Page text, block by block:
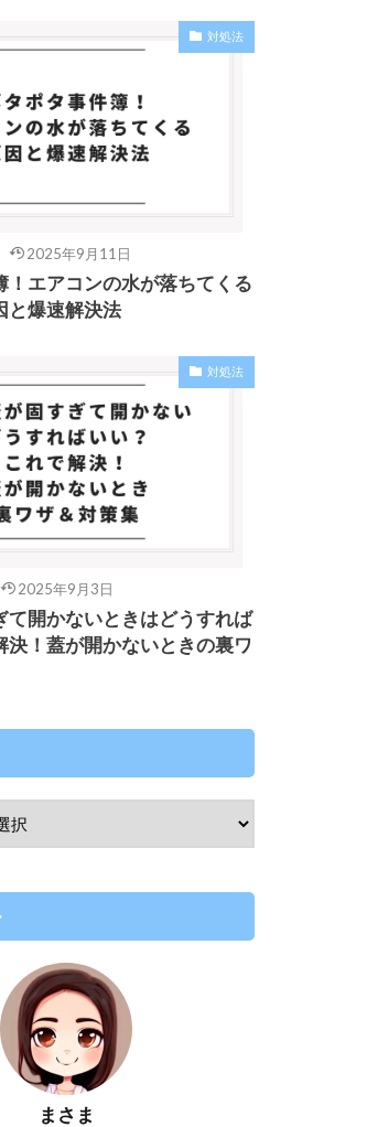
対処法
2025年9月11日
！エアコンの水が落ちてくる
と爆速解決法
対処法
2025年9月3日
て開かないときはどうすれば
決！蓋が開かないときの裏ワ
まさま